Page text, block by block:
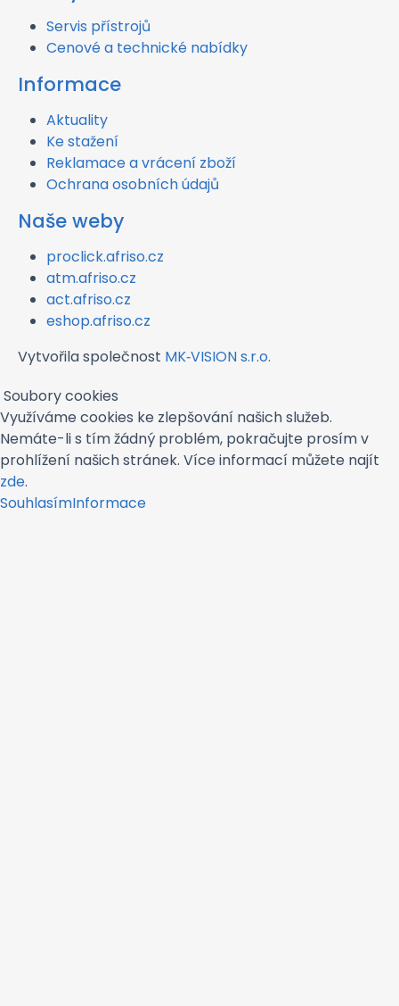
Servis přístrojů
Cenové a technické nabídky
Informace
Aktuality
Ke stažení
Reklamace a vrácení zboží
Ochrana osobních údajů
Naše weby
proclick.afriso.cz
atm.afriso.cz
act.afriso.cz
eshop.afriso.cz
Vytvořila společnost MK‑VISION s.r.o.
Soubory cookies
Využíváme cookies ke zlepšování našich služeb.
Nemáte-li s tím žádný problém, pokračujte prosím v
prohlížení našich stránek. Více informací můžete najít
zde.
SouhlasímInformace